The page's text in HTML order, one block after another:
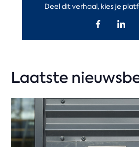
Deel dit verhaal, kies je
Laatste